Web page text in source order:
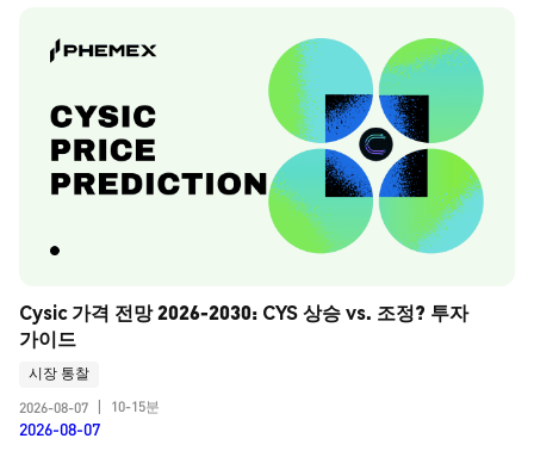
Cysic 가격 전망 2026-2030: CYS 상승 vs. 조정? 투자
가이드
시장 통찰
2026-08-07
10-15분
2026-08-07